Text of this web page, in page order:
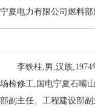
宁夏电力有限公司燃料
李铁柱,男,汉族
场检修工,国电宁夏石嘴
部副主任、工程建设部